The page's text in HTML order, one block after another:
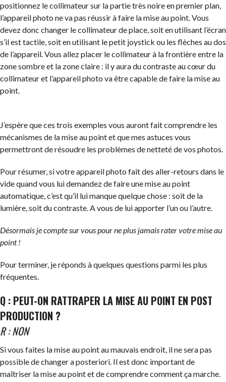
positionnez le collimateur sur la partie très noire en premier plan,
l’appareil photo ne va pas réussir à faire la mise au point. Vous
devez donc changer le collimateur de place, soit en utilisant l’écran
s’il est tactile, soit en utilisant le petit joystick ou les flèches au dos
de l’appareil. Vous allez placer le collimateur à la frontière entre la
zone sombre et la zone claire : il y aura du contraste au cœur du
collimateur et l’appareil photo va être capable de faire la mise au
point.
J’espère que ces trois exemples vous auront fait comprendre les
mécanismes de la mise au point et que mes astuces vous
permettront de résoudre les problèmes de netteté de vos photos.
Pour résumer, si votre appareil photo fait des aller-retours dans le
vide quand vous lui demandez de faire une mise au point
automatique, c’est qu’il lui manque quelque chose : soit de la
lumière, soit du contraste. A vous de lui apporter l’un ou l’autre.
Désormais je compte sur vous pour ne plus jamais rater votre mise au
point !
Pour terminer, je réponds à quelques questions parmi les plus
fréquentes.
Q : PEUT-ON RATTRAPER LA MISE AU POINT EN POST
PRODUCTION ?
R : NON
Si vous faites la mise au point au mauvais endroit, il ne sera pas
possible de changer a posteriori. Il est donc important de
maîtriser la mise au point et de comprendre comment ça marche.